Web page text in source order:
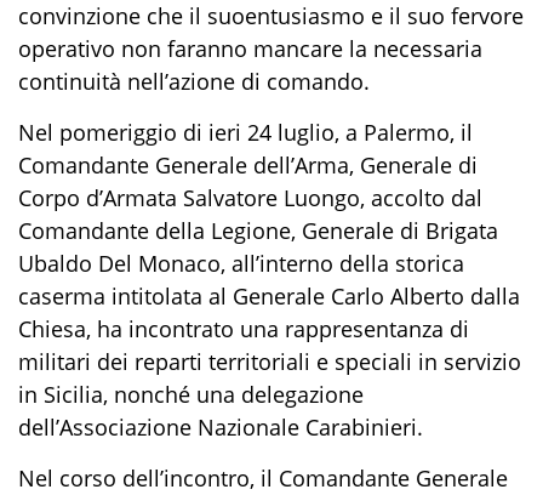
convinzione che il suoentusiasmo e il suo fervore
operativo non faranno mancare la necessaria
continuità nell’azione di comando.
Nel pomeriggio di ieri 24 luglio, a Palermo, il
Comandante Generale dell’Arma, Generale di
Corpo d’Armata Salvatore Luongo, accolto dal
Comandante della Legione, Generale di Brigata
Ubaldo Del Monaco, all’interno della storica
caserma intitolata al Generale Carlo Alberto dalla
Chiesa, ha incontrato una rappresentanza di
militari dei reparti territoriali e speciali in servizio
in Sicilia, nonché una delegazione
dell’Associazione Nazionale Carabinieri.
Nel corso dell’incontro, il Comandante Generale